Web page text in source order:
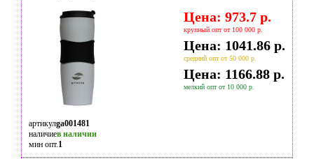
Цена: 973.7 р.
крупный опт от 100 000 р.
Цена: 1041.86 р.
средний опт от 50 000 р.
Цена: 1166.88 р.
мелкий опт от 10 000 р.
артикулga001481
наличиев наличии
мин опт.1